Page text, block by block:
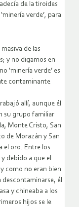
de la tiroides
verde’, para
de las
y no digamos en
‘minería verde’ es
contaminante
allí, aunque él
su grupo familiar
Monte Cristo, San
de Morazán y San
el oro. Entre los
debido a que el
como no eran bien
descontaminarse, él
y chineaba a los
hijos se le